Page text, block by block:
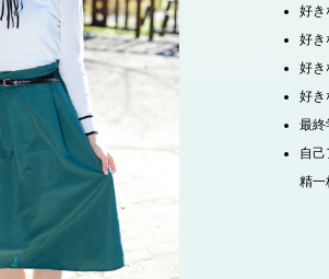
好き
好き
好き
好き
最終
自己
精一